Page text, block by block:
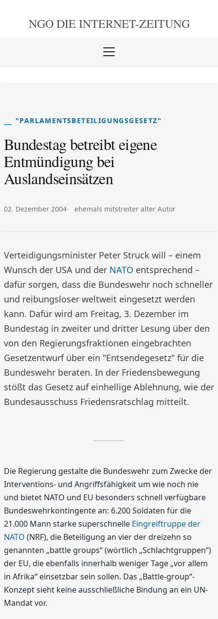
NGO DIE INTERNET-ZEITUNG
Menü
"PARLAMENTSBETEILIGUNGSGESETZ"
Bundestag betreibt eigene
Entmündigung bei
Auslandseinsätzen
Veröffentlicht am:
02. Dezember 2004 Autor:
ehemals mitstreiter alter Autor
Verteidigungsminister Peter Struck will – einem
Wunsch der USA und der NATO entsprechend –
dafür sorgen, dass die Bundeswehr noch schneller
und reibungsloser weltweit eingesetzt werden
kann. Dafür wird am Freitag, 3. Dezember im
Bundestag in zweiter und dritter Lesung über den
von den Regierungsfraktionen eingebrachten
Gesetzentwurf über ein "Entsendegesetz" für die
Bundeswehr beraten. In der Friedensbewegung
stößt das Gesetz auf einhellige Ablehnung, wie der
Bundesausschuss Friedensratschlag mitteilt.
Die Regierung gestalte die Bundeswehr zum Zwecke der
Interventions- und Angriffsfähigkeit um wie noch nie
und bietet NATO und EU besonders schnell verfügbare
Bundeswehrkontingente an: 6.200 Soldaten für die
21.000 Mann starke superschnelle Eingreiftruppe der
NATO (NRF), die Beteiligung an vier der dreizehn so
genannten „battle groups“ (wörtlich „Schlachtgruppen“)
der EU, die ebenfalls innerhalb weniger Tage „vor allem
in Afrika“ einsetzbar sein sollen. Das „Battle-group“-
Konzept sieht keine ausschließliche Bindung an ein UN-
Mandat vor.